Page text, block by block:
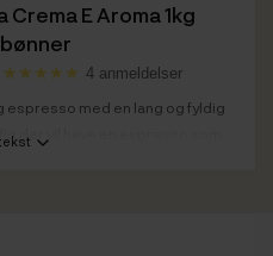
Crema E Aroma 1kg
4 anmeldelser
espresso med en lang og fyldig
der vil have en espresso som...